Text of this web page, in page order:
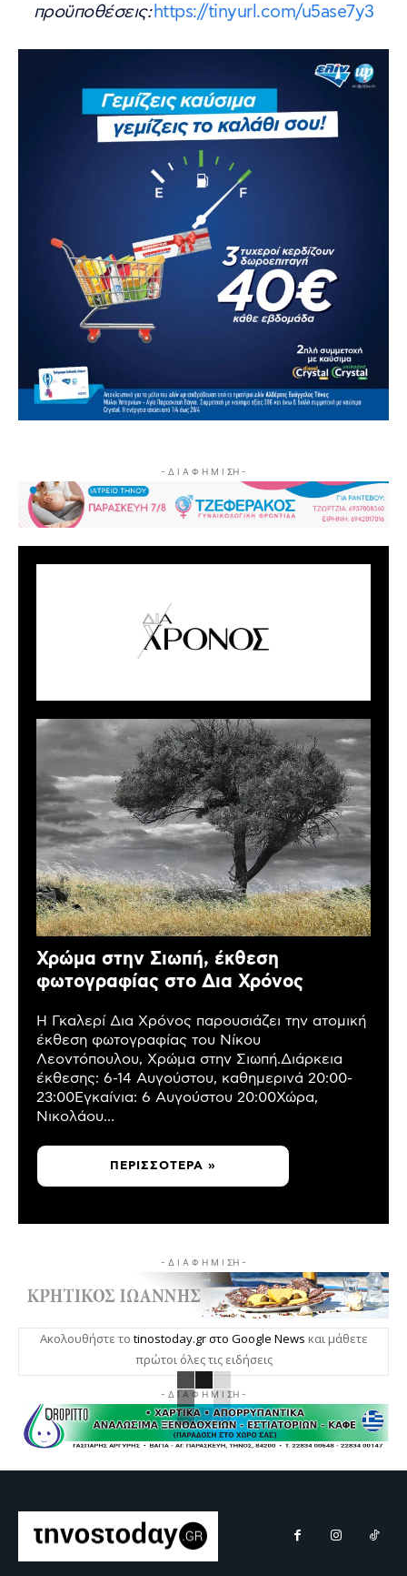
προϋποθέσεις:https://tinyurl.com/u5ase7y3
- Δ Ι Α Φ Η Μ Ι ΣΗ -
Χρώμα στην Σιωπή, έκθεση
φωτογραφίας στο Δια Χρόνος
Η Γκαλερί Δια Χρόνος παρουσιάζει την ατομική
έκθεση φωτογραφίας του Νίκου
Λεοντόπουλου, Χρώμα στην Σιωπή.Διάρκεια
έκθεσης: 6-14 Αυγούστου, καθημερινά 20:00-
23:00Εγκαίνια: 6 Αυγούστου 20:00Χώρα,
Νικολάου...
ΠΕΡΙΣΣΌΤΕΡΑ »
- Δ Ι Α Φ Η Μ Ι ΣΗ -
Ακολουθήστε το tinostoday.gr στο Google News και μάθετε
πρώτοι όλες τις ειδήσεις
- Δ Ι Α Φ Η Μ Ι ΣΗ -